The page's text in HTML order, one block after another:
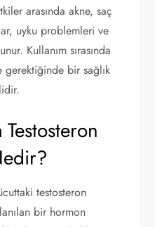
arasında akne, saç
uyku problemleri ve
Kullanım sırasında
bir sağlık
testosteron
bir hormon